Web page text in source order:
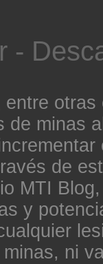
-
de minas
de
MTI
y
ni